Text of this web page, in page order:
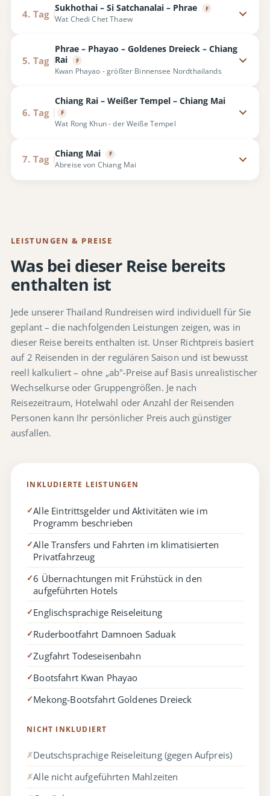
4. Tag
Sukhothai – Si Satchanalai – Phrae F
Wat Chedi Chet Thaew
5. Tag
Phrae – Phayao – Goldenes Dreieck – Chiang
Rai
F
Kwan Phayao - größter Binnensee Nordthailands
6. Tag
Chiang Rai – Weißer Tempel – Chiang Mai
F
Wat Rong Khun - der Weiße Tempel
7. Tag
Chiang Mai F
Abreise von Chiang Mai
LEISTUNGEN & PREISE
Was bei dieser Reise bereits
enthalten ist
Jede unserer Thailand Rundreisen wird individuell für Sie
geplant – die nachfolgenden Leistungen zeigen, was in
dieser Reise bereits enthalten ist. Unser Richtpreis basiert
auf 2 Reisenden in der regulären Saison und ist bewusst
reell kalkuliert – ohne „ab"-Preise auf Basis unrealistischer
Wechselkurse oder Gruppengrößen. Je nach
Reisezeitraum, Hotelwahl oder Anzahl der Reisenden
Personen kann Ihr persönlicher Preis auch günstiger
ausfallen.
INKLUDIERTE LEISTUNGEN
✓Alle Eintrittsgelder und Aktivitäten wie im
Programm beschrieben
✓Alle Transfers und Fahrten im klimatisierten
Privatfahrzeug
✓6 Übernachtungen mit Frühstück in den
aufgeführten Hotels
✓Englischsprachige Reiseleitung
✓Ruderbootfahrt Damnoen Saduak
✓Zugfahrt Todeseisenbahn
✓Bootsfahrt Kwan Phayao
✓Mekong-Bootsfahrt Goldenes Dreieck
NICHT INKLUDIERT
✗Deutschsprachige Reiseleitung (gegen Aufpreis)
✗Alle nicht aufgeführten Mahlzeiten